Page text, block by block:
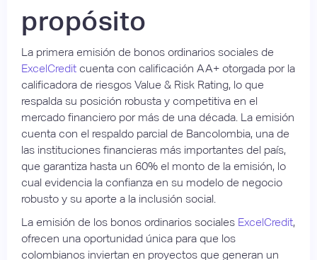
propósito
La primera emisión de bonos ordinarios sociales de
ExcelCredit cuenta con calificación AA+ otorgada por la
calificadora de riesgos Value & Risk Rating, lo que
respalda su posición robusta y competitiva en el
mercado financiero por más de una década. La emisión
cuenta con el respaldo parcial de Bancolombia, una de
las instituciones financieras más importantes del país,
que garantiza hasta un 60% el monto de la emisión, lo
cual evidencia la confianza en su modelo de negocio
robusto y su aporte a la inclusión social.
La emisión de los bonos ordinarios sociales ExcelCredit,
ofrecen una oportunidad única para que los
colombianos inviertan en proyectos que generan un